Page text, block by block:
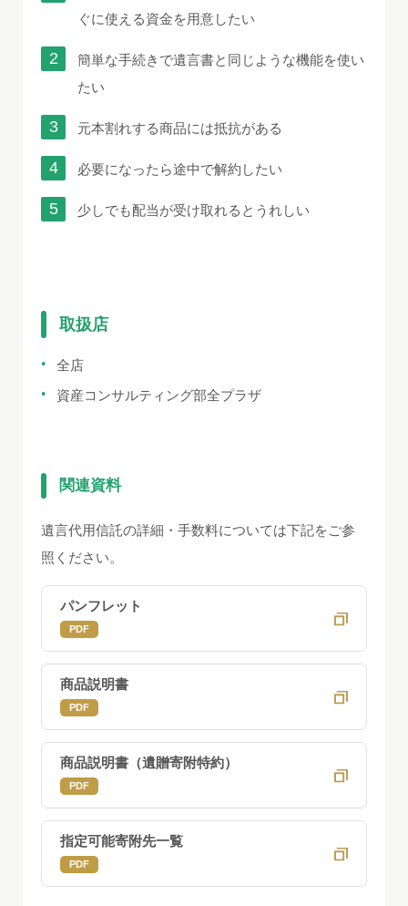
ぐに使える資金を用意したい
簡単な手続きで遺言書と同じような機能を使い
たい
元本割れする商品には抵抗がある
必要になったら途中で解約したい
少しでも配当が受け取れるとうれしい
取扱店
全店
資産コンサルティング部全プラザ
関連資料
遺言代用信託の詳細・手数料については下記をご参
照ください。
パンフレット
PDF
商品説明書
PDF
商品説明書（遺贈寄附特約）
PDF
指定可能寄附先一覧
PDF